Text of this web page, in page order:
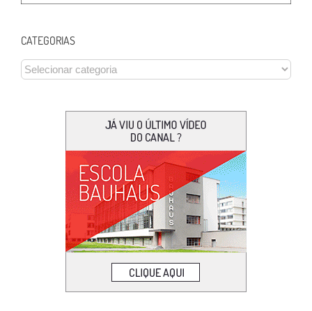
CATEGORIAS
CATEGORIAS